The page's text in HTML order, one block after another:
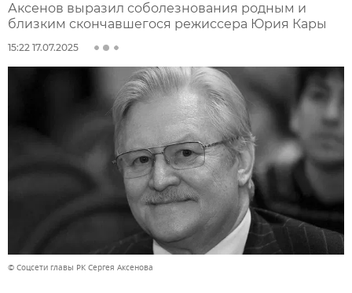
Аксенов выразил соболезнования родным и
близким скончавшегося режиссера Юрия Кары
15:22 17.07.2025
© Соцсети главы РК Сергея Аксенова